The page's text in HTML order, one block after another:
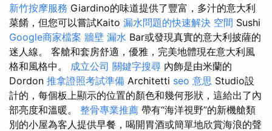
新竹按摩服務 Giardino的味道提供了豐富，多汁的意大利
菜餚，但您可以嘗試Kaito 漏水問題的快速解決 空間 Sushi
Google商家檔案 牆壁 漏水 Bar或發現真實的意大利披薩的
迷人線。 客艙和套房舒適，優雅，完美地體現在意大利風
格和風格中。 成立公司 關鍵字搜尋 內飾是由米蘭的
Dordon 推拿證照考試準備 Architetti seo 意思 Studio設
計的，每個板上顯示的位置的顏色和幾何形狀，這給出了內
部亮度和溫暖。 整骨專業推薦 帶有“海洋視野”的新機艙類
別的小屋為客人提供早餐，喝開胃酒或簡單地欣賞海浪的聲